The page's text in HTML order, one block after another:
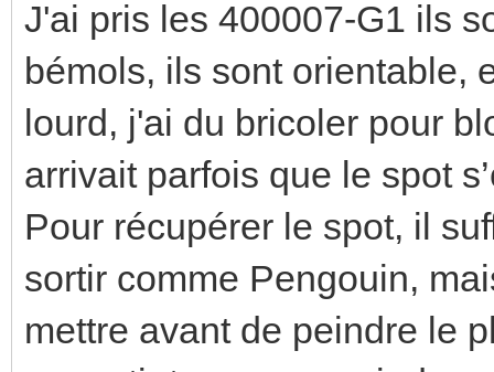
J'ai pris les 400007-G1 ils
bémols, ils sont orientable,
lourd, j'ai du bricoler pour
arrivait parfois que le spot
Pour récupérer le spot, il
sortir comme Pengouin,
mettre avant de peindre le